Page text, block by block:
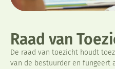
Raad van
De raad van toezicht houdt
van de bestuurder en fungeert